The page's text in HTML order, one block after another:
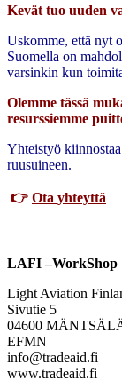
Kevät tuo uuden
Uskomme, että nyt
Suomella on
varsinkin kun
Olemme tässä
resurssiemme
Yhteistyö
ruusuineen.
👉 Ota yhteyttä
LAFI –WorkShop
Light Aviation
Sivutie 5
04600
EFMN
info@tradeaid.fi
www.tradeaid.fi